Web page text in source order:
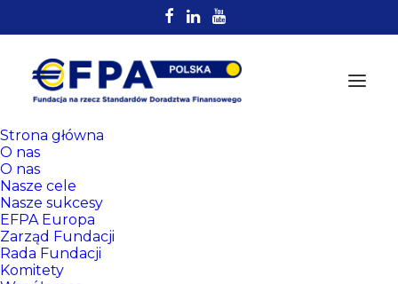
Strona główna
O nas
O nas
Nasze cele
Nasze sukcesy
EFPA Europa
Zarząd Fundacji
Rada Fundacji
Komitety